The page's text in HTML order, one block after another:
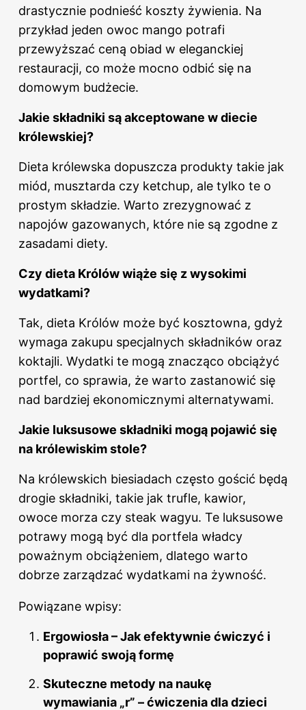
drastycznie podnieść koszty żywienia. Na
przykład jeden owoc mango potrafi
przewyższać ceną obiad w eleganckiej
restauracji, co może mocno odbić się na
domowym budżecie.
Jakie składniki są akceptowane w diecie
królewskiej?
Dieta królewska dopuszcza produkty takie jak
miód, musztarda czy ketchup, ale tylko te o
prostym składzie. Warto zrezygnować z
napojów gazowanych, które nie są zgodne z
zasadami diety.
Czy dieta Królów wiąże się z wysokimi
wydatkami?
Tak, dieta Królów może być kosztowna, gdyż
wymaga zakupu specjalnych składników oraz
koktajli. Wydatki te mogą znacząco obciążyć
portfel, co sprawia, że warto zastanowić się
nad bardziej ekonomicznymi alternatywami.
Jakie luksusowe składniki mogą pojawić się
na królewiskim stole?
Na królewskich biesiadach często gościć będą
drogie składniki, takie jak trufle, kawior,
owoce morza czy steak wagyu. Te luksusowe
potrawy mogą być dla portfela władcy
poważnym obciążeniem, dlatego warto
dobrze zarządzać wydatkami na żywność.
Powiązane wpisy:
Ergowiosła – Jak efektywnie ćwiczyć i
poprawić swoją formę
Skuteczne metody na naukę
wymawiania „r” – ćwiczenia dla dzieci